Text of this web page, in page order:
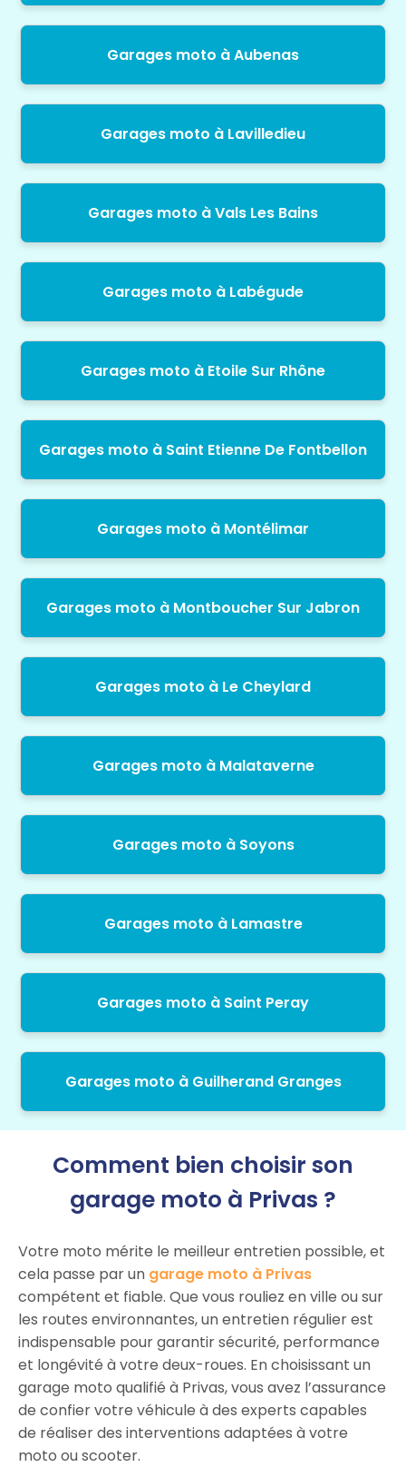
Garages moto à Aubenas
Garages moto à Lavilledieu
Garages moto à Vals Les Bains
Garages moto à Labégude
Garages moto à Etoile Sur Rhône
Garages moto à Saint Etienne De Fontbellon
Garages moto à Montélimar
Garages moto à Montboucher Sur Jabron
Garages moto à Le Cheylard
Garages moto à Malataverne
Garages moto à Soyons
Garages moto à Lamastre
Garages moto à Saint Peray
Garages moto à Guilherand Granges
Comment bien choisir son
garage moto à Privas ?
Votre moto mérite le meilleur entretien possible, et
cela passe par un garage moto à Privas
compétent et fiable. Que vous rouliez en ville ou sur
les routes environnantes, un entretien régulier est
indispensable pour garantir sécurité, performance
et longévité à votre deux-roues. En choisissant un
garage moto qualifié à Privas, vous avez l’assurance
de confier votre véhicule à des experts capables
de réaliser des interventions adaptées à votre
moto ou scooter.